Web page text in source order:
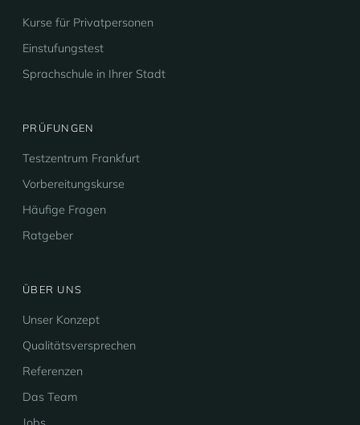
Kurse für Privatpersonen
Einstufungstest
Sprachschule in Ihrer Stadt
PRÜFUNGEN
Testzentrum Frankfurt
Vorbereitungskurse
Häufige Fragen
Ratgeber
ÜBER UNS
Unser Konzept
Qualitätsversprechen
Referenzen
Das Team